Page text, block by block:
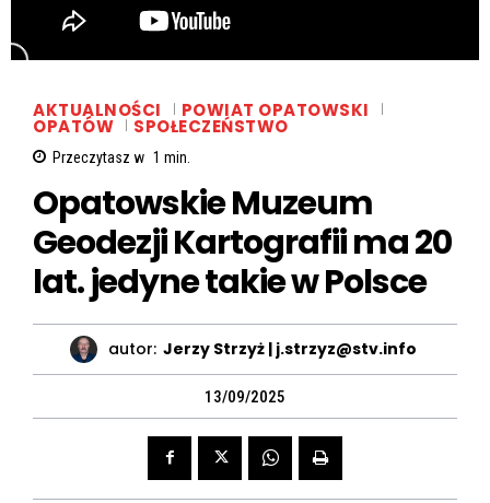
AKTUALNOŚCI POWIAT OPATOWSKI
OPATÓW SPOŁECZEŃSTWO
Przeczytasz w 1 min.
Opatowskie Muzeum
Geodezji Kartografii ma 20
lat. jedyne takie w Polsce
autor: Jerzy Strzyż | j.strzyz@stv.info
13/09/2025